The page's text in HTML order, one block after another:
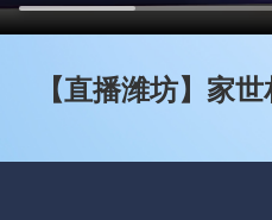
【直播潍坊】家